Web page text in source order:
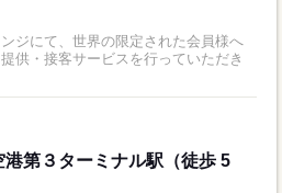
ジにて、世界の限定された会員様へ
供・接客サービスを行っていただき
第３ターミナル駅（徒歩 5